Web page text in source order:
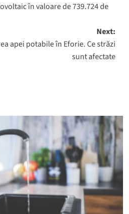
în valoare de 739.724 de
Next:
apei potabile în Eforie. Ce străzi
sunt afectate